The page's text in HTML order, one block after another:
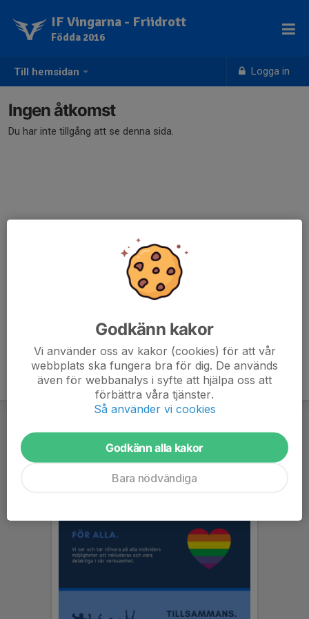
Till hemsidan Logga in
IF Vingarna - Friidrott
Födda 2016
Ingen åtkomst
Du har inte tillgång att se denna sida.
Godkänn kakor
Vi använder oss av kakor (cookies) för att vår
webbplats ska fungera bra för dig. De används
även för webbanalys i syfte att hjälpa oss att
förbättra våra tjänster.
Så använder vi cookies
Godkänn alla kakor
Bara nödvändiga